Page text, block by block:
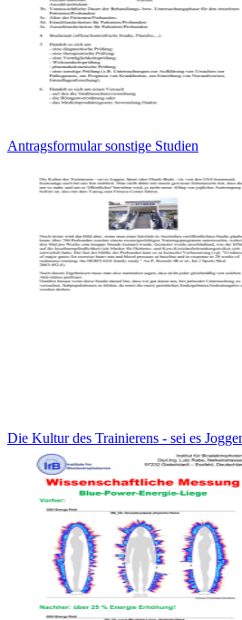
Antragsformular sonstige Studien
Die Kultur des Trainierens - sei es